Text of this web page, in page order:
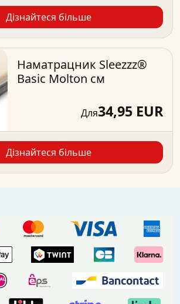
Дізнайтеся більше
Наматрацник Sleezzz®
Basic Molton см
Для34,95 EUR
Дізнайтеся більше